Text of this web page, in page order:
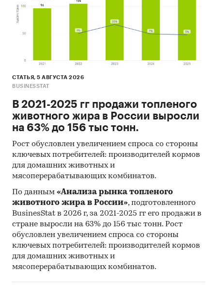
СТАТЬЯ, 5 АВГУСТА 2026
BUSINESSTAT
В 2021-2025 гг продажи топленого
животного жира в России выросли
на 63% до 156 тыс тонн.
Рост обусловлен увеличением спроса со стороны
ключевых потребителей: производителей кормов
для домашних животных и
мясоперерабатывающих комбинатов.
По данным «Анализа рынка топленого
животного жира в России», подготовленного
BusinesStat в 2026 г, за 2021-2025 гг его продажи в
стране выросли на 63% до 156 тыс тонн. Рост
обусловлен увеличением спроса со стороны
ключевых потребителей: производителей кормов
для домашних животных и
мясоперерабатывающих комбинатов.